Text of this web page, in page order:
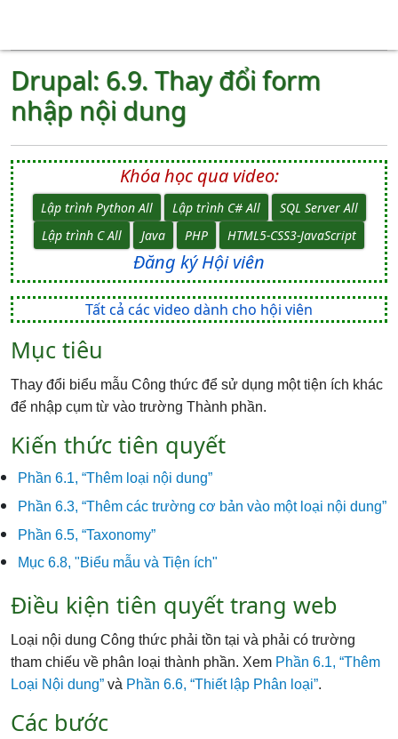
Drupal: 6.9. Thay đổi form
nhập nội dung
Khóa học qua video:
Lập trình Python All Lập trình C# All
SQL Server All
Lập trình C All
Java PHP HTML5-CSS3-JavaScript
Đăng ký Hội viên
Tất cả các video dành cho hội viên
Mục tiêu
Thay đổi biểu mẫu Công thức để sử dụng một tiện ích khác
để nhập cụm từ vào trường Thành phần.
Kiến thức tiên quyết
Phần 6.1, “Thêm loại nội dung”
Phần 6.3, “Thêm các trường cơ bản vào một loại nội dung”
Phần 6.5, “Taxonomy”
Mục 6.8, "Biểu mẫu và Tiện ích"
Điều kiện tiên quyết trang web
Loại nội dung Công thức phải tồn tại và phải có trường
tham chiếu về phân loại thành phần. Xem Phần 6.1, “Thêm
Loại Nội dung” và Phần 6.6, “Thiết lập Phân loại”.
Các bước